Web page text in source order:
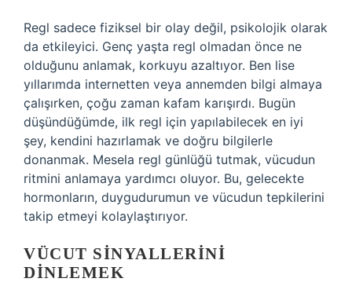
Regl sadece fiziksel bir olay değil, psikolojik olarak
da etkileyici. Genç yaşta regl olmadan önce ne
olduğunu anlamak, korkuyu azaltıyor. Ben lise
yıllarımda internetten veya annemden bilgi almaya
çalışırken, çoğu zaman kafam karışırdı. Bugün
düşündüğümde, ilk regl için yapılabilecek en iyi
şey, kendini hazırlamak ve doğru bilgilerle
donanmak. Mesela regl günlüğü tutmak, vücudun
ritmini anlamaya yardımcı oluyor. Bu, gelecekte
hormonların, duygudurumun ve vücudun tepkilerini
takip etmeyi kolaylaştırıyor.
VÜCUT SINYALLERINI
DINLEMEK